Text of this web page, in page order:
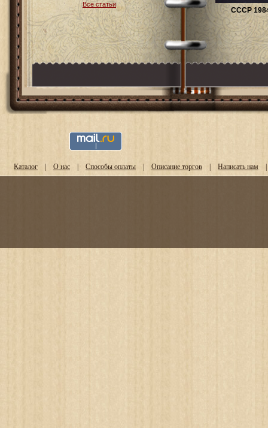
Все статьи
СССР
Каталог | О нас | Способы оплаты | Описание торгов | Написать нам |